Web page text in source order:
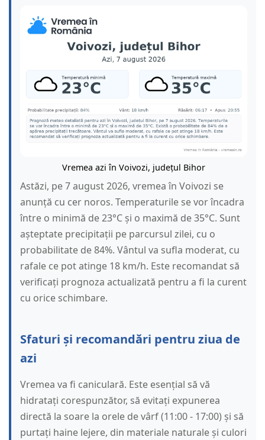
Vremea azi în Voivozi, județul Bihor
Astăzi, pe 7 august 2026, vremea în Voivozi se
anunță cu cer noros. Temperaturile se vor încadra
între o minimă de 23°C și o maximă de 35°C. Sunt
așteptate precipitații pe parcursul zilei, cu o
probabilitate de 84%. Vântul va sufla moderat, cu
rafale ce pot atinge 18 km/h. Este recomandat să
verificați prognoza actualizată pentru a fi la curent
cu orice schimbare.
Sfaturi și recomandări pentru ziua de
azi
Vremea va fi caniculară. Este esențial să vă
hidratați corespunzător, să evitați expunerea
directă la soare la orele de vârf (11:00 - 17:00) și să
purtați haine lejere, din materiale naturale și culori